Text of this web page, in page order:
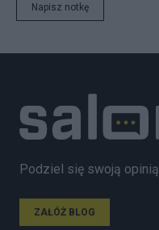
Napisz notkę
Podziel się swoją opinią
ZAŁÓŻ BLOG